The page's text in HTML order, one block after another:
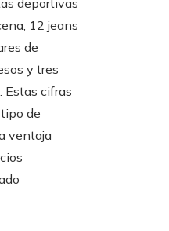
deportivas
12 jeans
de
y tres
Estas cifras
de
ventaja